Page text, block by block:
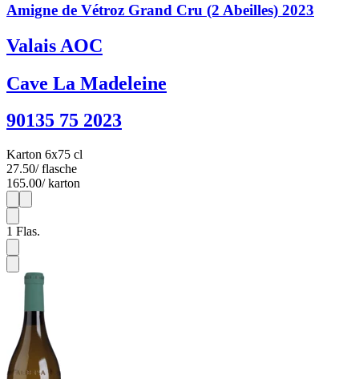
Amigne de Vétroz Grand Cru (2 Abeilles) 2023
Valais AOC
Cave La Madeleine
90135 75 2023
Karton 6x75 cl
27.50/ flasche
165.00/ karton
1
1 Flas.